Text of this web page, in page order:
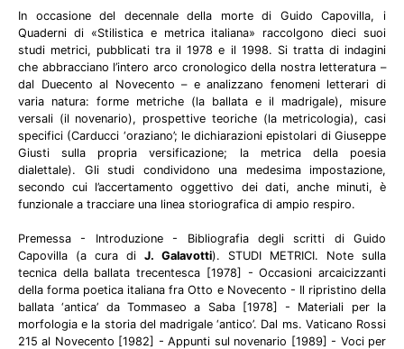
In occasione del decennale della morte di Guido Capovilla, i
Quaderni di «Stilistica e metrica italiana» raccolgono dieci suoi
studi metrici, pubblicati tra il 1978 e il 1998. Si tratta di indagini
che abbracciano l’intero arco cronologico della nostra letteratura –
dal Duecento al Novecento – e analizzano fenomeni letterari di
varia natura: forme metriche (la ballata e il madrigale), misure
versali (il novenario), prospettive teoriche (la metricologia), casi
specifici (Carducci ‘oraziano’; le dichiarazioni epistolari di Giuseppe
Giusti sulla propria versificazione; la metrica della poesia
dialettale). Gli studi condividono una medesima impostazione,
secondo cui l’accertamento oggettivo dei dati, anche minuti, è
funzionale a tracciare una linea storiografica di ampio respiro.
Premessa - Introduzione - Bibliografia degli scritti di Guido
Capovilla (a cura di J. Galavotti). STUDI METRICI. Note sulla
tecnica della ballata trecentesca [1978] - Occasioni arcaicizzanti
della forma poetica italiana fra Otto e Novecento - Il ripristino della
ballata ‘antica’ da Tommaseo a Saba [1978] - Materiali per la
morfologia e la storia del madrigale ‘antico’. Dal ms. Vaticano Rossi
215 al Novecento [1982] - Appunti sul novenario [1989] - Voci per